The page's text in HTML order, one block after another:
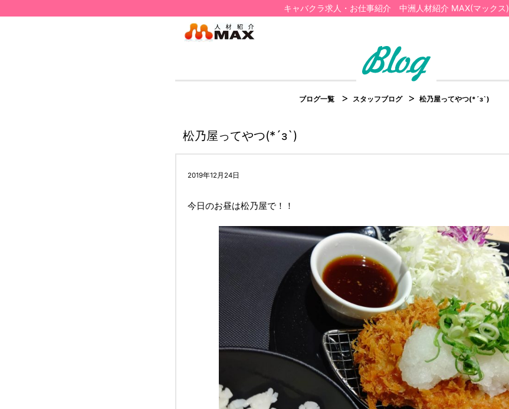
キャバクラ求人・お仕事紹介 中洲人材紹介 MAX(マックス)
ブログ一覧 スタッフブログ 松乃屋ってやつ(*´з`)
松乃屋ってやつ(*´з`)
2019年12月24日
今日のお昼は松乃屋で！！